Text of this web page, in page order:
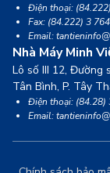
Điện thoại:
Fax: (84.222) 3
Email:
Nhà Máy Minh
Lô số III 12, Đường
Tân Bình, P. Tây
Điện thoại: (84.28)
Email: